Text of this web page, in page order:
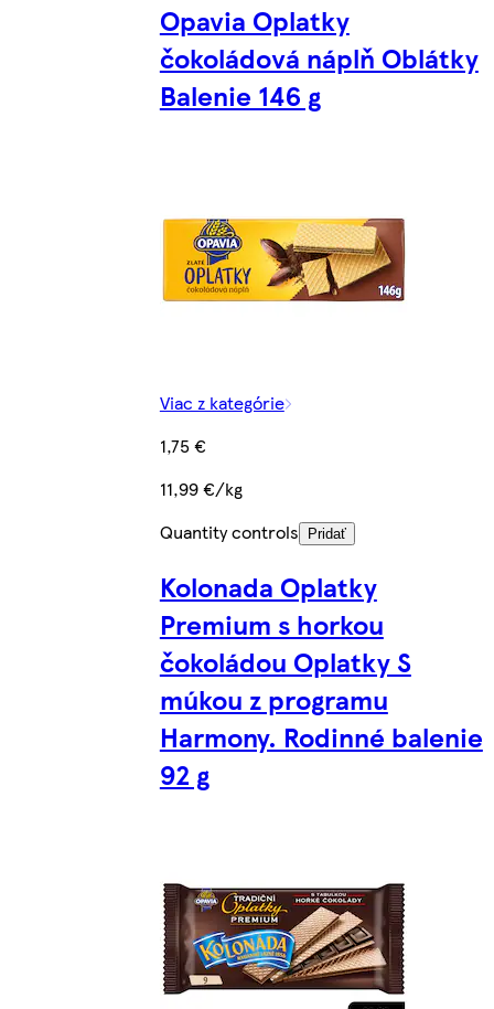
Opavia Oplatky
čokoládová náplň Oblátky
Balenie 146 g
Viac z kategórie
1,75 €
11,99 €/kg
Quantity controls
Pridať
Kolonada Oplatky
Premium s horkou
čokoládou Oplatky S
múkou z programu
Harmony. Rodinné balenie
92 g